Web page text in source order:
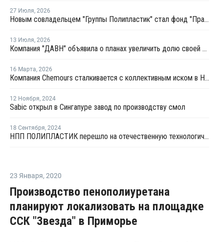
27 Июля, 2026
Новым совладельцем "Группы Полипластик" стал фонд "Прайм первый"
13 Июля, 2026
Компания "ДАВН" объявила о планах увеличить долю своей полимерной продукции в России
16 Марта, 2026
Компания Chemours сталкивается с коллективным иском в Нидерландах из-за выбросов
12 Ноября, 2024
Sabic открыл в Сингапуре завод по производству смол
18 Сентября, 2024
НПП ПОЛИПЛАСТИК перешло на отечественную технологическую оснастку
23 Января, 2020
Производство пенополиуретана
планируют локализовать на площадке
ССК "Звезда" в Приморье